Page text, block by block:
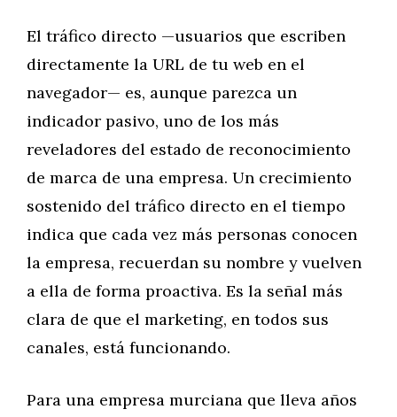
El tráfico directo —usuarios que escriben
directamente la URL de tu web en el
navegador— es, aunque parezca un
indicador pasivo, uno de los más
reveladores del estado de reconocimiento
de marca de una empresa. Un crecimiento
sostenido del tráfico directo en el tiempo
indica que cada vez más personas conocen
la empresa, recuerdan su nombre y vuelven
a ella de forma proactiva. Es la señal más
clara de que el marketing, en todos sus
canales, está funcionando.
Para una empresa murciana que lleva años